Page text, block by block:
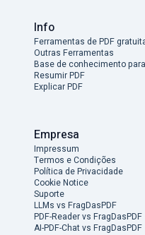
Info
Ferramentas de PDF
Outras Ferramentas
Base de conhecimento
Resumir PDF
Explicar PDF
Empresa
Impressum
Termos e Condições
Política de Privacidade
Cookie Notice
Suporte
LLMs vs FragDasPDF
PDF-Reader vs FragDasPDF
AI-PDF-Chat vs FragDasPDF